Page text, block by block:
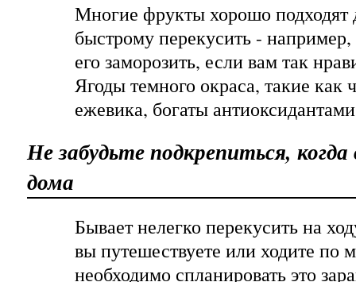
Многие фрукты хорошо подходят
быстрому перекусить -
его заморозить, если вам так
Ягоды темного окраса, такие как
ежевика, богаты
Не забудьте подкрепиться,
дома
Бывает нелегко перекусить на
вы путешествуете или ходите по
необходимо спланировать это